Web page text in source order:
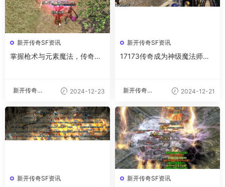
新开传奇SF资讯
掌握枪术与元素魔法，传奇战
新开传奇私
2024-12-23
新开传奇SF资讯
17173传奇成为神级魔法师的
新开传奇私
2024-12-21
新开传奇SF资讯 新开传奇SF资讯